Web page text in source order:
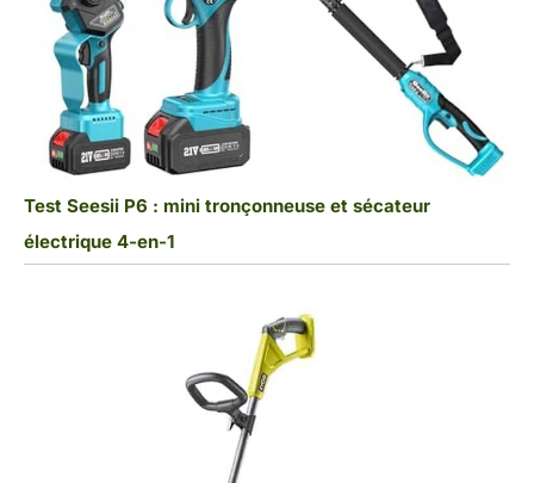
Test Seesii P6 : mini tronçonneuse et sécateur
électrique 4-en-1